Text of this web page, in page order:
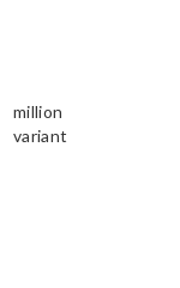
million
variant